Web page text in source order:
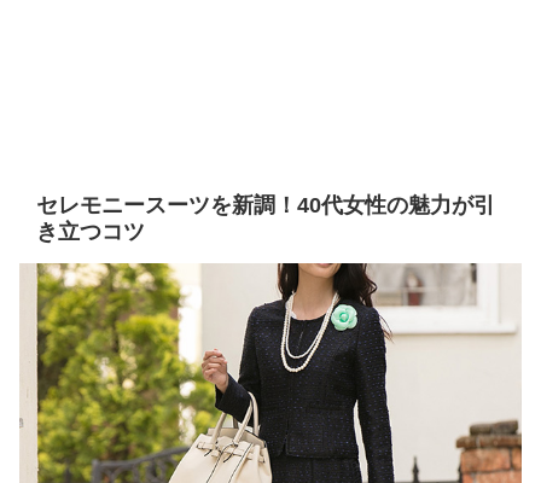
セレモニースーツを新調！40代女性の魅力が引
き立つコツ